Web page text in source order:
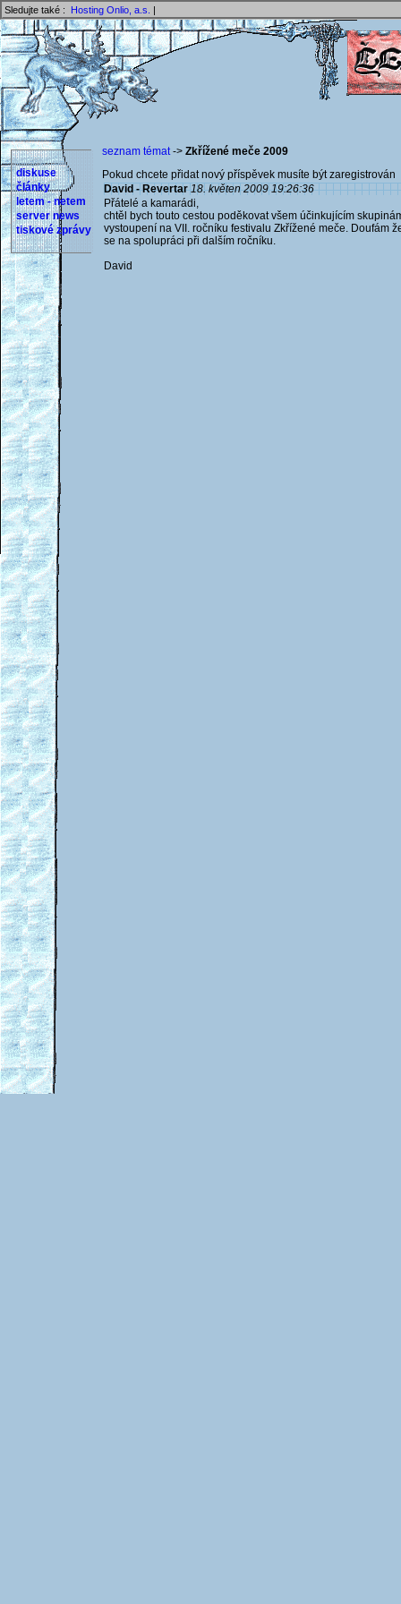
Sledujte také : Hosting Onlio, a.s. |
diskuse
články
letem - netem
server news
tiskové zprávy
seznam témat-> Zkřížené meče 2009
Pokud chcete přidat nový příspěvek musíte být
David - Revertar 18. květen 2009 19:26:36
Přátelé a kamarádi,
chtěl bych touto cestou poděkovat všem účinkujícím
vystoupení na VII. ročníku festivalu Zkřížené meče. Doufám
se na spolupráci při dalším ročníku.
David